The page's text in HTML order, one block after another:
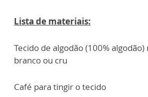
Lista de materiais:
Tecido de algodão (100% algodão)
branco ou cru
Café para tingir o tecido